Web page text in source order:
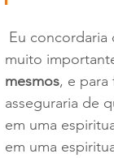
muito
mesmos, e para
asseguraria de
em uma
em uma